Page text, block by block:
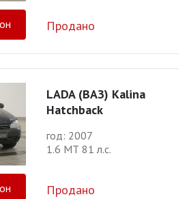
Продано
LADA (ВАЗ) Kalina
Hatchback
год: 2007
1.6 МТ 81 л.с.
Продано